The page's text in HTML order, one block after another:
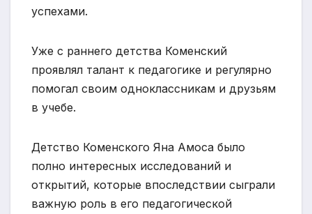
успехами.
Уже с раннего детства Коменский
проявлял талант к педагогике и регулярно
помогал своим одноклассникам и друзьям
в учебе.
Детство Коменского Яна Амоса было
полно интересных исследований и
открытий, которые впоследствии сыграли
важную роль в его педагогической